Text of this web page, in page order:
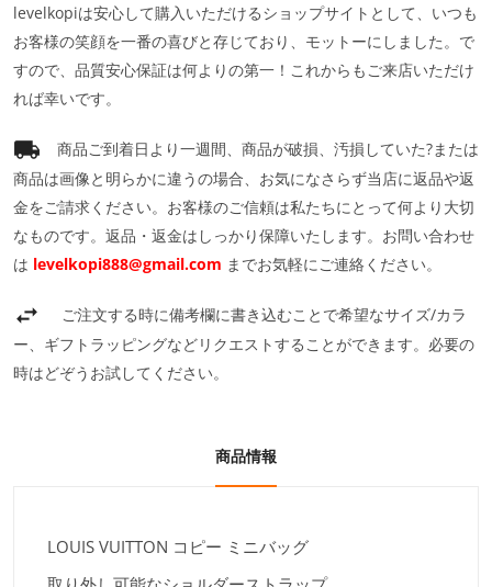
levelkopiは安心して購入いただけるショップサイトとして、いつも
お客様の笑顔を一番の喜びと存じており、モットーにしました。で
すので、品質安心保証は何よりの第一！これからもご来店いただけ
れば幸いです。
商品ご到着日より一週間、商品が破損、汚損していた?または
商品は画像と明らかに違うの場合、お気になさらず当店に返品や返
金をご請求ください。お客様のご信頼は私たちにとって何より大切
なものです。返品・返金はしっかり保障いたします。お問い合わせ
は levelkopi888@gmail.com までお気軽にご連絡ください。
ご注文する時に備考欄に書き込むことで希望なサイズ/カラ
ー、ギフトラッピングなどリクエストすることができます。必要の
時はどぞうお試してください。
商品情報
LOUIS VUITTON コピー ミニバッグ